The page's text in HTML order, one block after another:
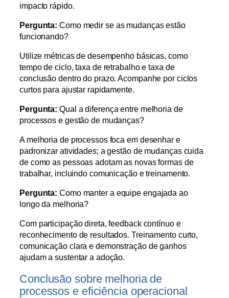
impacto rápido.
Pergunta: Como medir se as mudanças estão
funcionando?
Utilize métricas de desempenho básicas, como
tempo de ciclo, taxa de retrabalho e taxa de
conclusão dentro do prazo. Acompanhe por ciclos
curtos para ajustar rapidamente.
Pergunta: Qual a diferença entre melhoria de
processos e gestão de mudanças?
A melhoria de processos foca em desenhar e
padronizar atividades; a gestão de mudanças cuida
de como as pessoas adotam as novas formas de
trabalhar, incluindo comunicação e treinamento.
Pergunta: Como manter a equipe engajada ao
longo da melhoria?
Com participação direta, feedback contínuo e
reconhecimento de resultados. Treinamento curto,
comunicação clara e demonstração de ganhos
ajudam a sustentar a adoção.
Conclusão sobre melhoria de
processos e eficiência operacional